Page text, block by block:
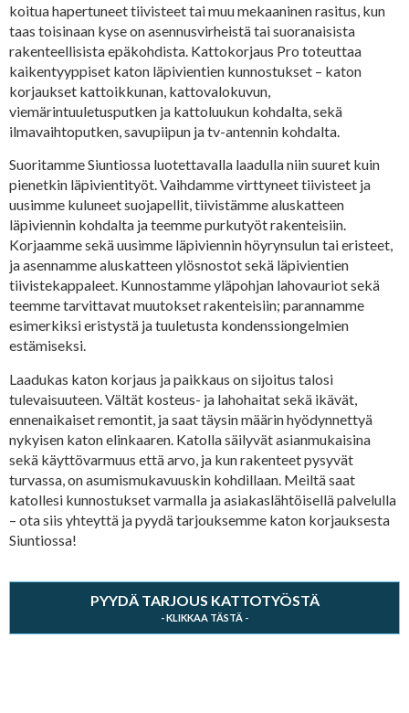
koitua hapertuneet tiivisteet tai muu mekaaninen rasitus, kun
taas toisinaan kyse on asennusvirheistä tai suoranaisista
rakenteellisista epäkohdista. Kattokorjaus Pro toteuttaa
kaikentyyppiset katon läpivientien kunnostukset – katon
korjaukset kattoikkunan, kattovalokuvun,
viemärintuuletusputken ja kattoluukun kohdalta, sekä
ilmavaihtoputken, savupiipun ja tv-antennin kohdalta.
Suoritamme Siuntiossa luotettavalla laadulla niin suuret kuin
pienetkin läpivientityöt. Vaihdamme virttyneet tiivisteet ja
uusimme kuluneet suojapellit, tiivistämme aluskatteen
läpiviennin kohdalta ja teemme purkutyöt rakenteisiin.
Korjaamme sekä uusimme läpiviennin höyrynsulun tai eristeet,
ja asennamme aluskatteen ylösnostot sekä läpivientien
tiivistekappaleet. Kunnostamme yläpohjan lahovauriot sekä
teemme tarvittavat muutokset rakenteisiin; parannamme
esimerkiksi eristystä ja tuuletusta kondenssiongelmien
estämiseksi.
Laadukas katon korjaus ja paikkaus on sijoitus talosi
tulevaisuuteen. Vältät kosteus- ja lahohaitat sekä ikävät,
ennenaikaiset remontit, ja saat täysin määrin hyödynnettyä
nykyisen katon elinkaaren. Katolla säilyvät asianmukaisina
sekä käyttövarmuus että arvo, ja kun rakenteet pysyvät
turvassa, on asumismukavuuskin kohdillaan. Meiltä saat
katollesi kunnostukset varmalla ja asiakaslähtöisellä palvelulla
– ota siis yhteyttä ja pyydä tarjouksemme katon korjauksesta
Siuntiossa!
PYYDÄ TARJOUS KATTOTYÖSTÄ